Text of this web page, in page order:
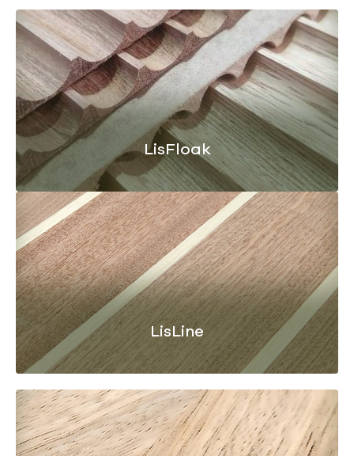
LisFloak
LisLine